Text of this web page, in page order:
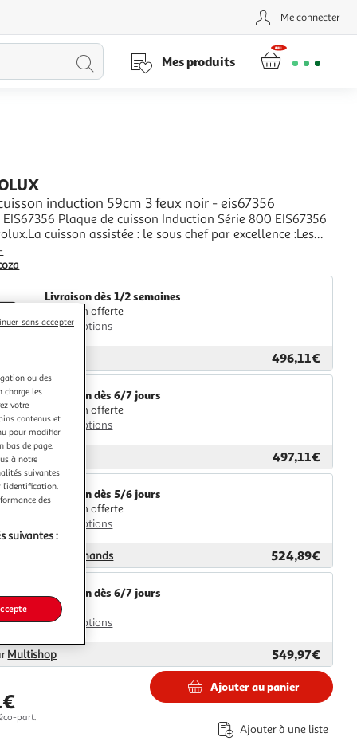
Me connecter
Lancer
Mes produits
induction 59cm 3 feux noir - eis67356
Plaque de cuisson Induction Série 800 EIS67356
cuisson assistée : le sous chef par excellence :Les
Boil & Fry ajustent intuitivement la chaleur pour
ébullition excessive. Les capteurs assurent le maintien à
de v
Livraison dès 1/2 semaines
Livraison offerte
Plus d'options
496,11€
Livraison dès 6/7 jours
Livraison offerte
Plus d'options
GpasPlus 497,11€
Livraison dès 5/6 jours
Livraison offerte
Plus d'options
Nouveaux Marchands 524,89€
Livraison dès 6/7 jours
4,99€
Plus d'options
Multishop 549,97€
part.
Ajouter au panier
Ajouter à une liste
ou des
charge les
votre
contenus et
pour modifier
bas de page.
à notre
suivantes
des
suivantes :
sans accepter